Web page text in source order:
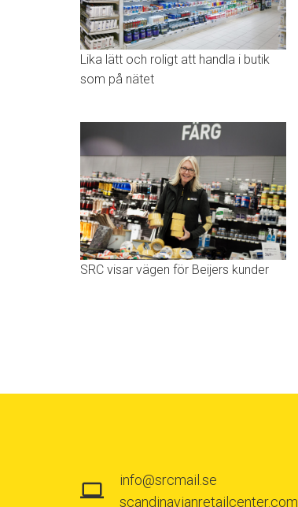
Lika lätt och roligt att handla i butik
som på nätet
SRC visar vägen för Beijers kunder
info@srcmail.se
scandinavianretailcenter.com